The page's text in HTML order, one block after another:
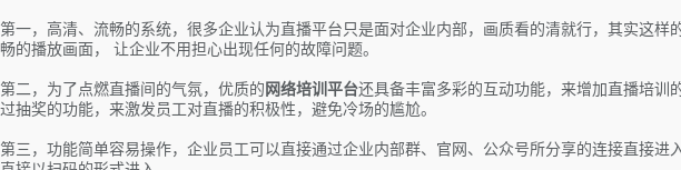
第一，高清、流畅的系统，很多企业认为直播平台只是面对企业内部，画质看的清就行，其实这
畅的播放画面， 让企业不用担心出现任何的故障问题。
第二，为了点燃直播间的气氛，优质的网络培训平台还具备丰富多彩的互动功能，来增加直播培训
过抽奖的功能，来激发员工对直播的积极性，避免冷场的尴尬。
第三，功能简单容易操作，企业员工可以直接通过企业内部群、官网、公众号所分享的连接直接